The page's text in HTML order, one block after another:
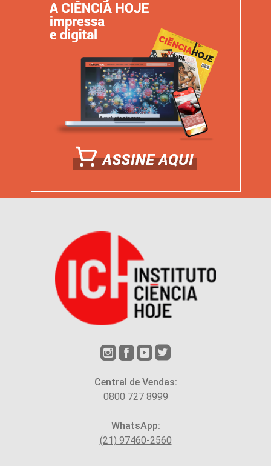
Central de Vendas:
0800 727 8999
WhatsApp:
(21) 97460-2560